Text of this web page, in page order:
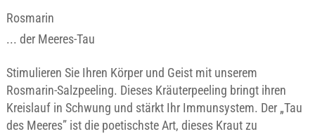
Rosmarin
... der Meeres-Tau
Stimulieren Sie Ihren Körper und Geist mit unserem
Rosmarin-Salzpeeling. Dieses Kräuterpeeling bringt ihren
Kreislauf in Schwung und stärkt Ihr Immunsystem. Der „Tau
des Meeres” ist die poetischste Art, dieses Kraut zu